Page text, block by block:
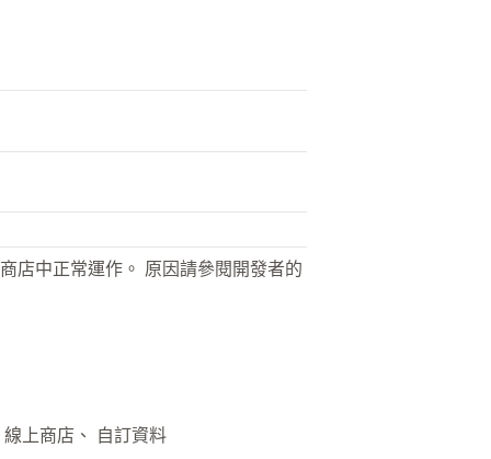
店中正常運作。 原因請參閱開發者的
上商店、 自訂資料